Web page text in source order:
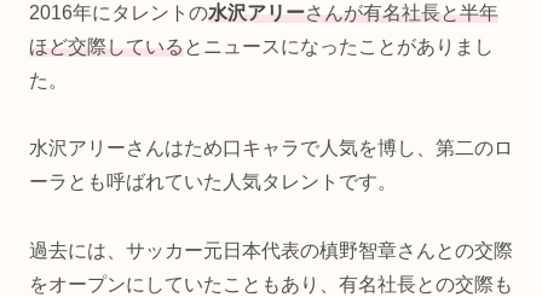
2016年にタレントの水沢アリーさんが有名社長と半年
ほど交際しているとニュースになったことがありまし
た。
水沢アリーさんはため口キャラで人気を博し、第二のロ
ーラとも呼ばれていた人気タレントです。
過去には、サッカー元日本代表の槙野智章さんとの交際
をオープンにしていたこともあり、有名社長との交際も